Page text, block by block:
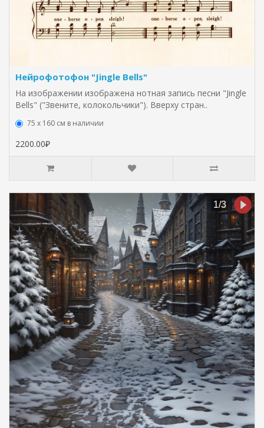
Нейрофотофон "Jingle Bells"
На изображении изображена нотная запись песни "Jingle
Bells" ("Звените, колокольчики"). Вверху стран..
75 х 160 см в наличии
2200.00₽